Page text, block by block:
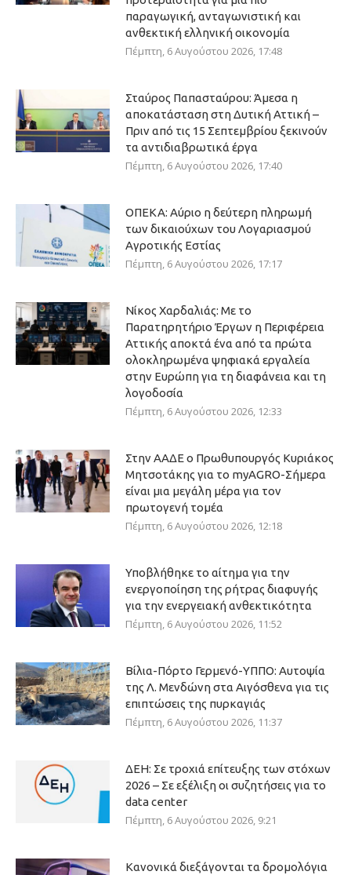
παραγωγική, ανταγωνιστική και
ανθεκτική ελληνική οικονομία
Πέμπτη, 6 Αυγούστου 2026, 17:48
Σταύρος Παπασταύρου: Άμεσα η
αποκατάσταση στη Δυτική Αττική –
Πριν από τις 15 Σεπτεμβρίου ξεκινούν
τα αντιδιαβρωτικά έργα
Πέμπτη, 6 Αυγούστου 2026, 17:40
ΟΠΕΚΑ: Αύριο η δεύτερη πληρωμή
των δικαιούχων του Λογαριασμού
Αγροτικής Εστίας
Πέμπτη, 6 Αυγούστου 2026, 17:17
Νίκος Χαρδαλιάς: Με το
Παρατηρητήριο Έργων η Περιφέρεια
Αττικής αποκτά ένα από τα πρώτα
ολοκληρωμένα ψηφιακά εργαλεία
στην Ευρώπη για τη διαφάνεια και τη
λογοδοσία
Πέμπτη, 6 Αυγούστου 2026, 12:33
Στην ΑΑΔΕ ο Πρωθυπουργός Κυριάκος
Μητσοτάκης για το myAGRO-Σήμερα
είναι μια μεγάλη μέρα για τον
πρωτογενή τομέα
Πέμπτη, 6 Αυγούστου 2026, 12:18
Υποβλήθηκε το αίτημα για την
ενεργοποίηση της ρήτρας διαφυγής
για την ενεργειακή ανθεκτικότητα
Πέμπτη, 6 Αυγούστου 2026, 11:52
Βίλια-Πόρτο Γερμενό-ΥΠΠΟ: Αυτοψία
της Λ. Μενδώνη στα Αιγόσθενα για τις
επιπτώσεις της πυρκαγιάς
Πέμπτη, 6 Αυγούστου 2026, 11:37
ΔΕΗ: Σε τροχιά επίτευξης των στόχων
2026 – Σε εξέλιξη οι συζητήσεις για το
data center
Πέμπτη, 6 Αυγούστου 2026, 9:21
Κανονικά διεξάγονται τα δρομολόγια